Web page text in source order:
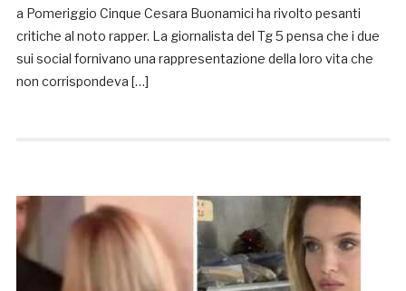
a Pomeriggio Cinque Cesara Buonamici ha rivolto pesanti
critiche al noto rapper. La giornalista del Tg 5 pensa che i due
sui social fornivano una rappresentazione della loro vita che
non corrispondeva […]